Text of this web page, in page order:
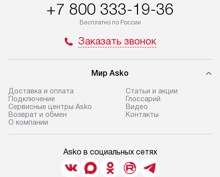
+7 800 333-19-36
Бесплатно по России
Заказать звонок
Мир Asko
Доставка и оплата
Подключение
Сервисные центры Asko
Возврат и обмен
О компании
Статьи и акции
Глоссарий
Видео
Контакты
Asko в социальных сетях